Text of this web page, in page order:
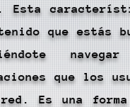
Esta
que estás
que los
Es una